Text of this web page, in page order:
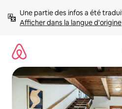
directement
Afficher dans la langue d'origine